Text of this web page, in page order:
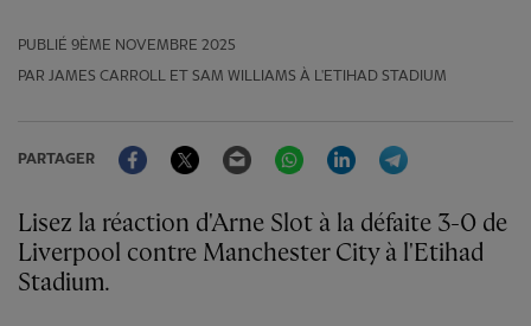
PUBLIÉ 9ÈME NOVEMBRE 2025
PAR JAMES CARROLL ET SAM WILLIAMS À L'ETIHAD STADIUM
PARTAGER
FacebookTwitter Email WhatsAppLinkedIn
Lisez la réaction d'Arne Slot à la défaite 3-0 de
Liverpool contre Manchester City à l'Etihad
Stadium.